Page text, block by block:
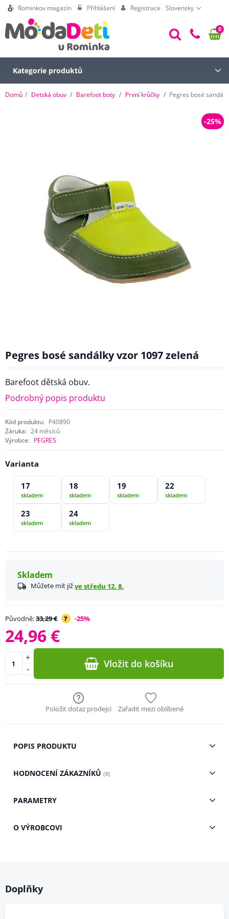
Rominkov magazín Přihlášení Registrace Slovensky
0
Kategorie produktů
Domů Detská obuv Barefoot boty První krůčky Pegres bosé
-25%
Pegres bosé sandálky vzor 1097 zelená
Barefoot dětská obuv.
Podrobný popis produktu
Kód produktu: P40890
Záruka: 24 měsíců
Výrobce: PEGRES
Varianta
17
skladem
18
skladem
19
skladem
22
skladem
23
skladem
24
skladem
Skladem
Můžete mít jižve středu 12. 8.
Původně:33,29 € ? -25%
24,96 €
-
+ Vložit do košíku
Položit dotaz prodejci Zařadit mezi oblíbené
POPIS PRODUKTU
HODNOCENÍ ZÁKAZNÍKŮ (0)
PARAMETRY
O VÝROBCOVI
Doplňky